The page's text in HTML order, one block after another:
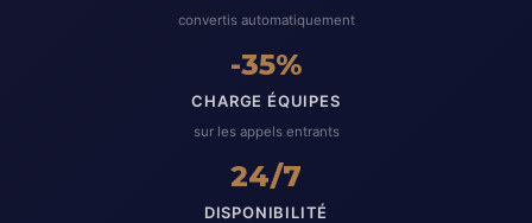
convertis automatiquement
-35%
CHARGE ÉQUIPES
sur les appels entrants
24/7
DISPONIBILITÉ